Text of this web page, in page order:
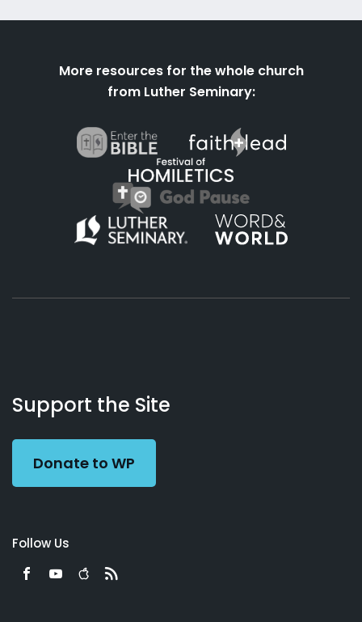
More resources for the whole church
from Luther Seminary:
Working
Preacher
Us
Support the Site
Donate to WP
Follow Us